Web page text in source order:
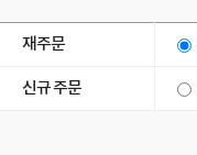
재주문
신규 주문